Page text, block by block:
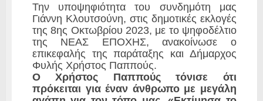
Την υποψηφιότητα του συνδημότη μας
Γιάννη Κλουτσούνη, στις δημοτικές εκλογές
της 8ης Οκτωβρίου 2023, με το ψηφοδέλτιο
της ΝΕΑΣ ΕΠΟΧΗΣ, ανακοίνωσε ο
επικεφαλής της παράταξης και Δήμαρχος
Φυλής Χρήστος Παππούς.
Ο Χρήστος Παππούς τόνισε ότι
πρόκειται για έναν άνθρωπο με μεγάλη